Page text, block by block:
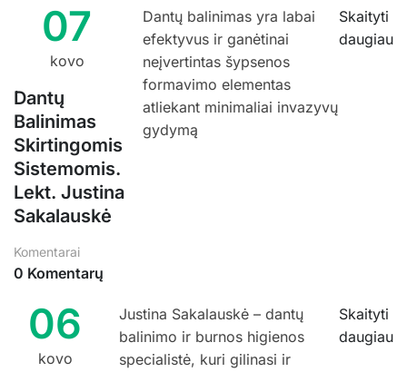
07
kovo
Dantų
Balinimas
Skirtingomis
Sistemomis.
Lekt. Justina
Sakalauskė
Komentarai
0 Komentarų
Dantų balinimas yra labai
efektyvus ir ganėtinai
neįvertintas šypsenos
formavimo elementas
atliekant minimaliai invazyvų
gydymą
Skaityti
daugiau
06
kovo
Justina Sakalauskė – dantų
balinimo ir burnos higienos
specialistė, kuri gilinasi ir
Skaityti
daugiau